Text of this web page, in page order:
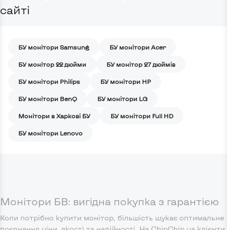
сайті
БУ монітори Samsung БУ монітори Acer
БУ монітор 22 дюйми БУ монітор 27 дюймів
БУ монітори Philips БУ монітори HP
БУ монітори BenQ БУ монітори LG
Монітори в Харкові БУ БУ монітори Full HD
БУ монітори Lenovo
Монітори БВ: вигідна покупка з гарантією
Коли потрібно купити монітор, більшість шукає оптимальне